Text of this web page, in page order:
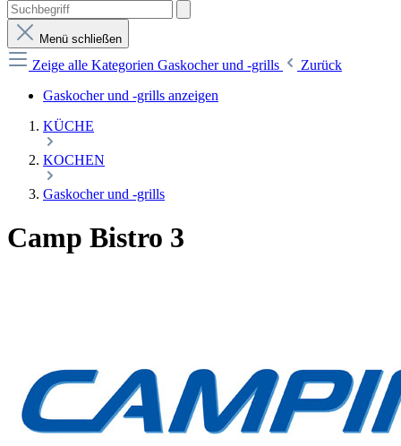
Menü schließen
Zeige alle Kategorien Gaskocher und -grills
Zurück
Gaskocher und -grills anzeigen
KÜCHE
KOCHEN
Gaskocher und -grills
Camp Bistro 3